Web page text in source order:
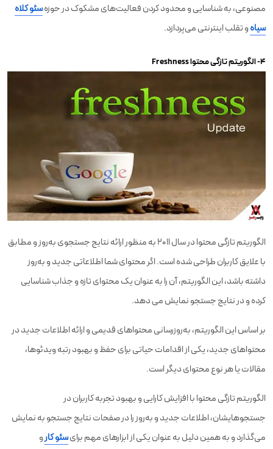
مصنوعی، به شناسایی و محدود کردن فعالیت‌های مشکوک در حوزهسئو کلاه
سیاهو تقلب اینترنتی می‌پردازد.
۴- الگوریتم تازگی محتوا Freshness
الگوریتم تازگی محتوا در سال 2011 به منظور ارائه نتایج جستجوی به‌روز و مطابق
با علایق کاربران طراحی شده است. اگر محتوای شما اطلاعاتی جدید و به‌روز
داشته باشد، این الگوریتم، آن را به عنوان یک محتوای تازه و جذاب شناسایی
کرده و در نتایج جستجو نمایش می دهد.
بر اساس این الگوریتم، به‌روزرسانی محتواهای قدیمی و ارائه اطلاعات جدید در
محتواهای جدید، یکی از اقدامات حیاتی برای حفظ و بهبود رتبه ویدئوها،
مقالات یا هر نوع محتوای دیگر است.
الگوریتم تازگی محتوا با افزایش کارایی و بهبود تجربه کاربران در
جستجوهایشان، اطلاعات جدید و به‌روز را در صفحات نتایج جستجو به نمایش
می‌گذارد و به همین دلیل به عنوان یکی از ابزارهای مهم برایسئو کارو